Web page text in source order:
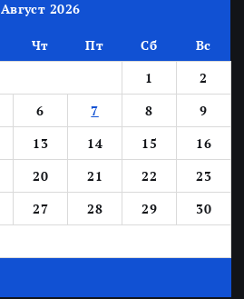
Август 2026
Чт Пт Сб
Вс
1
2
6 7 8
9
13 14 15
16
20 21 22
23
27 28 29
30